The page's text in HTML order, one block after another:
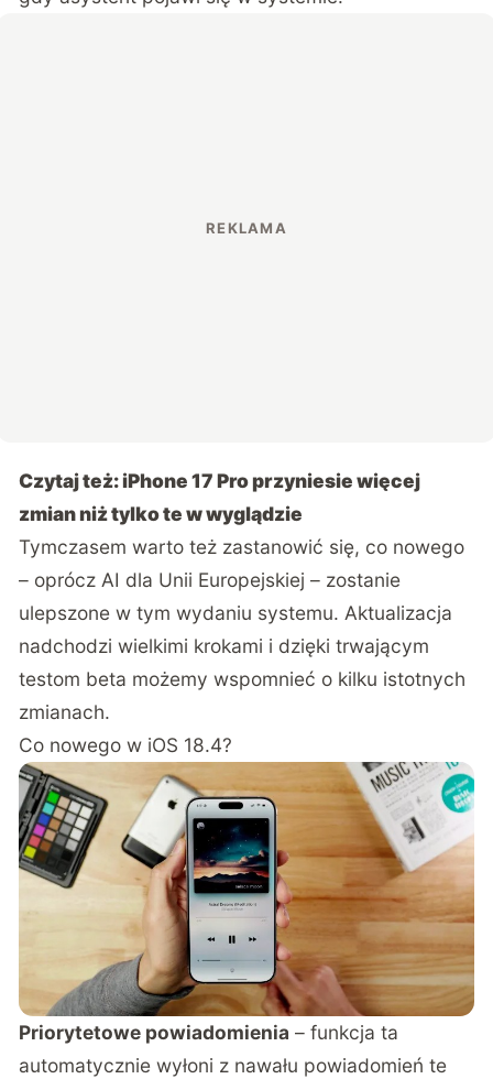
Czytaj też:iPhone 17 Pro przyniesie więcej
zmian niż tylko te w wyglądzie
Tymczasem warto też zastanowić się, co nowego
– oprócz AI dla Unii Europejskiej – zostanie
ulepszone w tym wydaniu systemu. Aktualizacja
nadchodzi wielkimi krokami i dzięki trwającym
testom beta możemy wspomnieć o kilku istotnych
zmianach.
Co nowego w iOS 18.4?
Priorytetowe powiadomienia – funkcja ta
automatycznie wyłoni z nawału powiadomień te